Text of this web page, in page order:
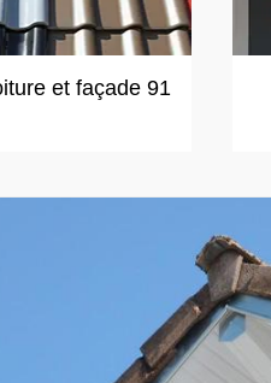
et façade 91